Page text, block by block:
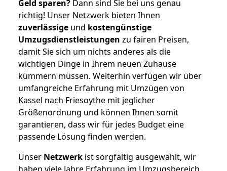
Geld sparen? Dann sind Sie bei uns genau
richtig! Unser Netzwerk bieten Ihnen
zuverlässige und kostengünstige
Umzugsdienstleistungen zu fairen Preisen,
damit Sie sich um nichts anderes als die
wichtigen Dinge in Ihrem neuen Zuhause
kümmern müssen. Weiterhin verfügen wir über
umfangreiche Erfahrung mit Umzügen von
Kassel nach Friesoythe mit jeglicher
Größenordnung und können Ihnen somit
garantieren, dass wir für jedes Budget eine
passende Lösung finden werden.
Unser Netzwerk ist sorgfältig ausgewählt, wir